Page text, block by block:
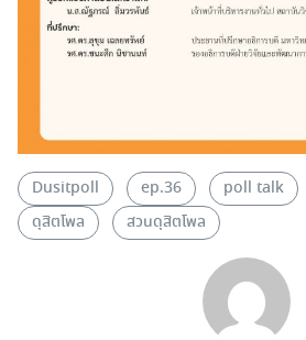
Dusitpoll ep.36 poll talk
ดุสิตโพล
สวนดุสิตโพล